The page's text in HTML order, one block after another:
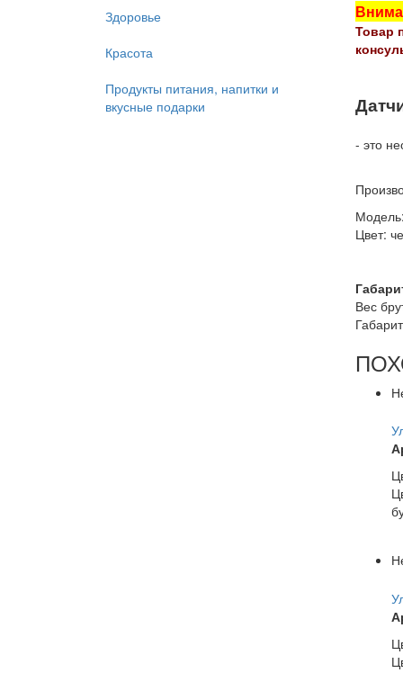
Здоровье
Красота
Продукты питания, напитки и
вкусные подарки
Товар
- это
Цвет:
Вес